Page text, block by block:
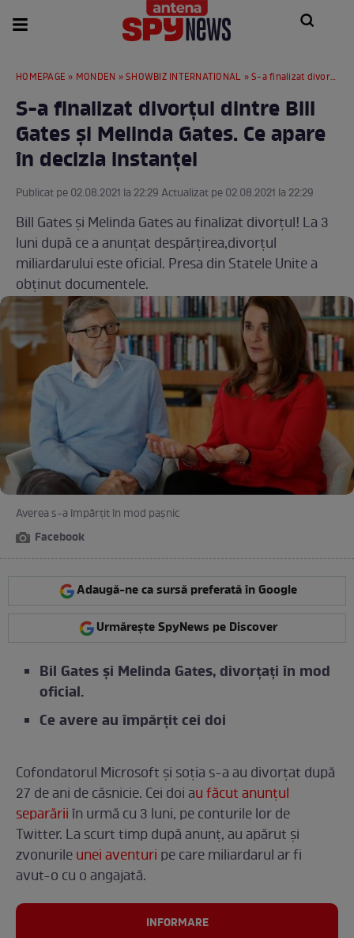
HOMEPAGE » MONDEN »SHOWBIZ INTERNATIONAL » S-a finalizat divorțul dintre Bill Gates și Melinda Gates. Ce apare în decizia instanței
S-a finalizat divorțul dintre Bill
Gates și Melinda Gates. Ce apare
în decizia instanței
Publicat pe 02.08.2021 la 22:29 Actualizat pe 02.08.2021 la 22:29
Bill Gates și Melinda Gates au finalizat divorțul! La 3
luni după ce a anunțat despărțirea,divorțul
miliardarului este oficial. Presa din Statele Unite a
obținut documentele.
Averea s-a împărțit în mod pașnic
Facebook
Adaugă-ne ca sursă preferată în Google
Urmărește SpyNews pe Discover
Bil Gates și Melinda Gates, divorțați în mod
oficial.
Ce avere au împărțit cei doi
Cofondatorul Microsoft și soția s-a au divorțat după
27 de ani de căsnicie. Cei doi au făcut anunțul
separăriiîn urmă cu 3 luni, pe conturile lor de
Twitter. La scurt timp după anunț, au apărut și
zvonurileunei aventuri pe care miliardarul ar fi
avut-o cu o angajată.
INFORMARE